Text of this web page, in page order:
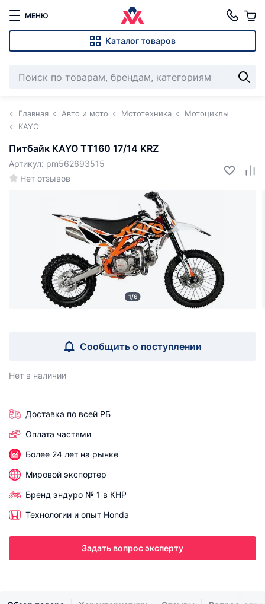
МЕНЮ
Каталог товаров
Главная Авто и мото Мототехника
Мотоциклы
KAYO
Питбайк KAYO TT160 17/14 KRZ
Нет отзывов
Артикул: pm562693515
1/6
Сообщить о поступлении
Нет в наличии
Доставка по всей РБ
Оплата частями
Более 24 лет на рынке
Мировой экспортер
Бренд эндуро № 1 в КНР
Технологии и опыт Honda
Задать вопрос эксперту